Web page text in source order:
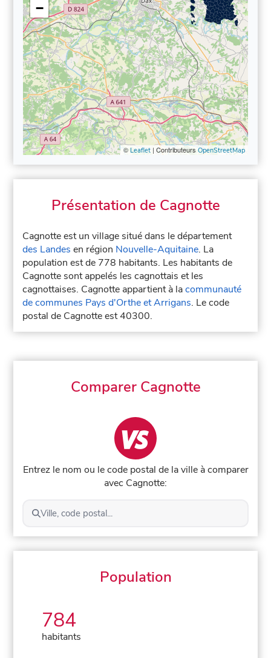
−
© Leaflet| Contributeurs OpenStreetMap
Présentation de Cagnotte
Cagnotte est un village situé dans le département
des Landes en région Nouvelle-Aquitaine. La
population est de 778 habitants. Les habitants de
Cagnotte sont appelés les cagnottais et les
cagnottaises. Cagnotte appartient à lacommunauté
de communes Pays d'Orthe et Arrigans. Le code
postal de Cagnotte est 40300.
Comparer Cagnotte
Entrez le nom ou le code postal de la ville à comparer
avec Cagnotte:
Ville, code postal...
Population
784
habitants